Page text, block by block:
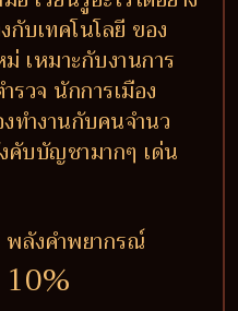
กับเทคโนโลยี ของ
เหมาะกับงานการ
รวจ นักการเมือง
ทำงานกับคนจำนว
คับบัญชามากๆ เด่น
พลังคำพยากรณ์
10%